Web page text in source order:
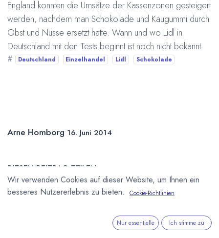
England konnten die Umsätze der Kassenzonen gesteigert
werden, nachdem man Schokolade und Kaugummi durch
Obst und Nüsse ersetzt hatte. Wann und wo Lidl in
Deutschland mit den Tests beginnt ist noch nicht bekannt.
# Deutschland Einzelhandel Lidl Schokolade
Arne Homborg 16. Juni 2014
DIESEN BEITRAG TEILEN
Wir verwenden Cookies auf dieser Website, um Ihnen ein
besseres Nutzererlebnis zu bieten.
Cookie-Richtlinien
Nur essentielle Ich stimme zu